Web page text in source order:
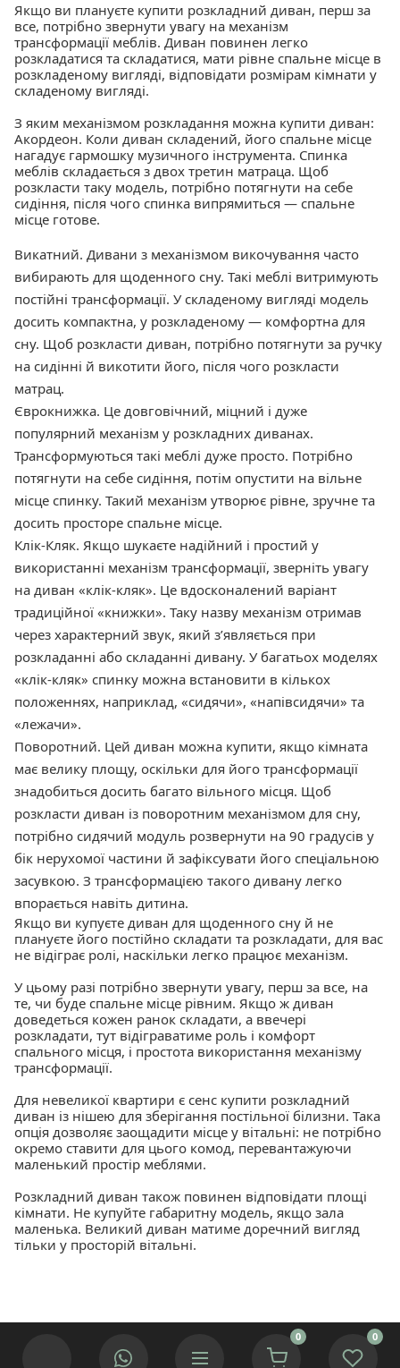
Якщо ви плануєте купити розкладний диван, перш за
все, потрібно звернути увагу на механізм
трансформації меблів. Диван повинен легко
розкладатися та складатися, мати рівне спальне місце в
розкладеному вигляді, відповідати розмірам кімнати у
складеному вигляді.
З яким механізмом розкладання можна купити диван:
Акордеон. Коли диван складений, його спальне місце
нагадує гармошку музичного інструмента. Спинка
меблів складається з двох третин матраца. Щоб
розкласти таку модель, потрібно потягнути на себе
сидіння, після чого спинка випрямиться — спальне
місце готове.
Викатний. Дивани з механізмом викочування часто
вибирають для щоденного сну. Такі меблі витримують
постійні трансформації. У складеному вигляді модель
досить компактна, у розкладеному — комфортна для
сну. Щоб розкласти диван, потрібно потягнути за ручку
на сидінні й викотити його, після чого розкласти
матрац.
Єврокнижка. Це довговічний, міцний і дуже
популярний механізм у розкладних диванах.
Трансформуються такі меблі дуже просто. Потрібно
потягнути на себе сидіння, потім опустити на вільне
місце спинку. Такий механізм утворює рівне, зручне та
досить просторе спальне місце.
Клік-Кляк. Якщо шукаєте надійний і простий у
використанні механізм трансформації, зверніть увагу
на диван «клік-кляк». Це вдосконалений варіант
традиційної «книжки». Таку назву механізм отримав
через характерний звук, який з’являється при
розкладанні або складанні дивану. У багатьох моделях
«клік-кляк» спинку можна встановити в кількох
положеннях, наприклад, «сидячи», «напівсидячи» та
«лежачи».
Поворотний. Цей диван можна купити, якщо кімната
має велику площу, оскільки для його трансформації
знадобиться досить багато вільного місця. Щоб
розкласти диван із поворотним механізмом для сну,
потрібно сидячий модуль розвернути на 90 градусів у
бік нерухомої частини й зафіксувати його спеціальною
засувкою. З трансформацією такого дивану легко
впорається навіть дитина.
Якщо ви купуєте диван для щоденного сну й не
плануєте його постійно складати та розкладати, для вас
не відіграє ролі, наскільки легко працює механізм.
У цьому разі потрібно звернути увагу, перш за все, на
те, чи буде спальне місце рівним. Якщо ж диван
доведеться кожен ранок складати, а ввечері
розкладати, тут відіграватиме роль і комфорт
спального місця, і простота використання механізму
трансформації.
Для невеликої квартири є сенс купити розкладний
диван із нішею для зберігання постільної білизни. Така
опція дозволяє заощадити місце у вітальні: не потрібно
окремо ставити для цього комод, перевантажуючи
маленький простір меблями.
Розкладний диван також повинен відповідати площі
кімнати. Не купуйте габаритну модель, якщо зала
маленька. Великий диван матиме доречний вигляд
тільки у просторій вітальні.
0 0
Ми використовуємо cookies для покращення роботи сайту.